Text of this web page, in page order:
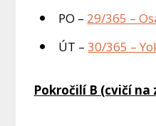
PO – 29/365 –
ÚT –30/365 –
Pokročilí B (cvičí na